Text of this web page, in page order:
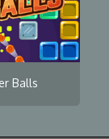
Balls